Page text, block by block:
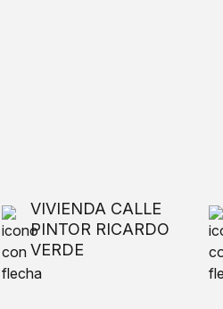
VIVIENDA CALLE
PINTOR RICARDO
VERDE